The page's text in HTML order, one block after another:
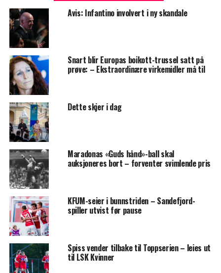
Avis: Infantino involvert i ny skandale
Snart blir Europas boikott-trussel satt på
prøve: – Ekstraordinære virkemidler må til
Dette skjer i dag
Maradonas «Guds hånd»-ball skal
auksjoneres bort – forventer svimlende pris
KFUM-seier i bunnstriden – Sandefjord-
spiller utvist før pause
Spiss vender tilbake til Toppserien – leies ut
til LSK Kvinner